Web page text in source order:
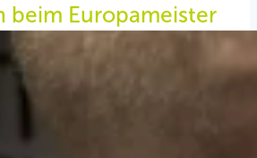
beim Europameister